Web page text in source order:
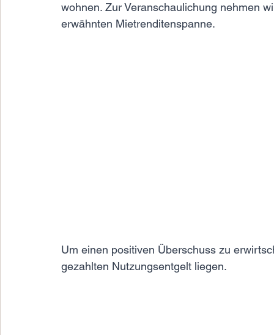
wohnen. Zur Veranschaulichung nehmen
erwähnten Mietrenditenspanne.
Um einen positiven Überschuss zu
gezahlten Nutzungsentgelt liegen.